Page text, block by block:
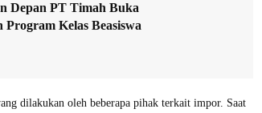
Depan PT Timah Buka
Program Kelas Beasiswa
dilakukan oleh beberapa pihak terkait impor. Saat